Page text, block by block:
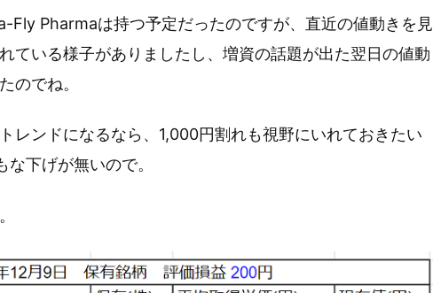
Fly Pharmaは持つ予定だったのですが、直近の値動きを見
ている様子がありましたし、増資の話題が出た翌日の値動
のでね。
レンドになるなら、1,000円割れも視野にいれておきたい
下げが無いので。